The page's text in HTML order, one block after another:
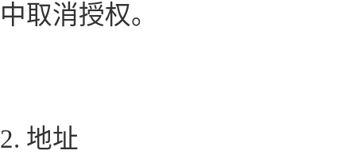
中取消授权。
2. 地址